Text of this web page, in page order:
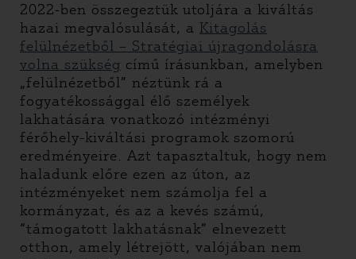
2022-ben összegeztük utoljára a kiváltás
hazai megvalósulását, a Kitagolás
felülnézetből – Stratégiai újragondolásra
volna szükség című írásunkban, amelyben
„felülnézetből” néztünk rá a
fogyatékossággal élő személyek
lakhatására vonatkozó intézményi
férőhely-kiváltási programok szomorú
eredményeire. Azt tapasztaltuk, hogy nem
haladunk előre ezen az úton, az
intézményeket nem számolja fel a
kormányzat, és az a kevés számú,
“támogatott lakhatásnak” elnevezett
otthon, amely létrejött, valójában nem